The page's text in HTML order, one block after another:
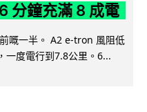
分鐘充滿 8 成電
嘅一半。 A2 e-tron 風阻低
一度電行到7.8公里。6...